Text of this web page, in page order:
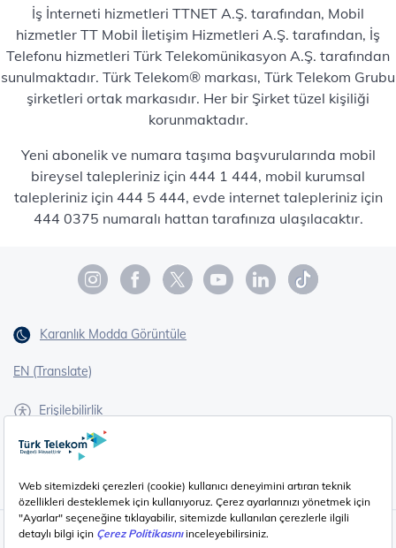
İş İnterneti hizmetleri TTNET A.Ş. tarafından, Mobil
hizmetler TT Mobil İletişim Hizmetleri A.Ş. tarafından, İş
Telefonu hizmetleri Türk Telekomünikasyon A.Ş. tarafından
sunulmaktadır. Türk Telekom® markası, Türk Telekom Grubu
şirketleri ortak markasıdır. Her bir Şirket tüzel kişiliği
korunmaktadır.
Yeni abonelik ve numara taşıma başvurularında mobil
bireysel talepleriniz için 444 1 444, mobil kurumsal
talepleriniz için 444 5 444, evde internet talepleriniz için
444 0375 numaralı hattan tarafınıza ulaşılacaktır.
Karanlık Modda Görüntüle
EN (Translate)
Erişilebilirlik
İşaret Dili Çevirisi